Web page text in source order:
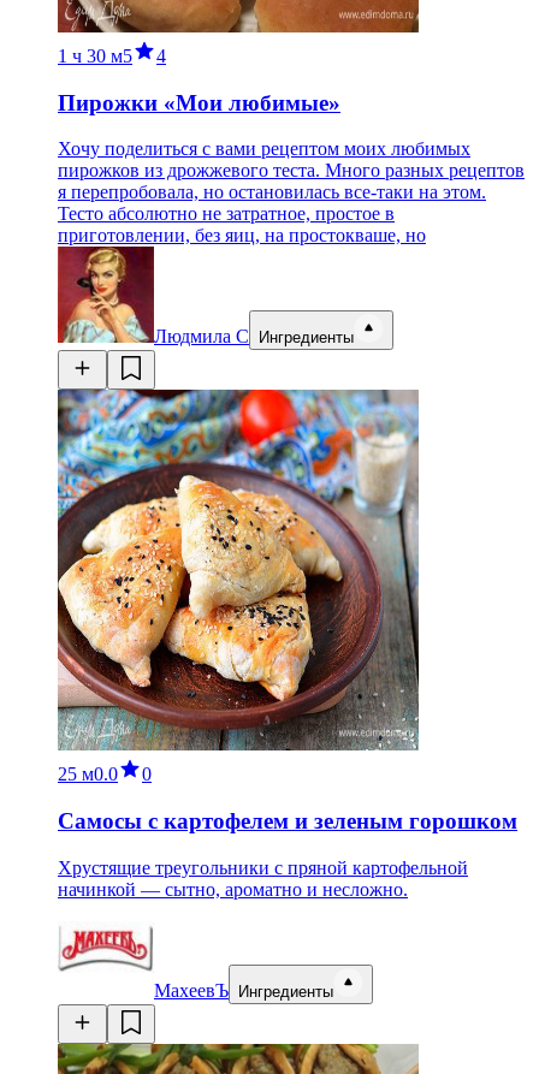
1 ч 30 м5 4
Пирожки «Мои любимые»
Хочу поделиться с вами рецептом моих любимых
пирожков из дрожжевого теста. Много разных рецептов
я перепробовала, но остановилась все-таки на этом.
Тесто абсолютно не затратное, простое в
приготовлении, без яиц, на простокваше, но
Людмила С Ингредиенты
25 м0.0 0
Самосы с картофелем и зеленым горошком
Хрустящие треугольники с пряной картофельной
начинкой — сытно, ароматно и несложно.
МахеевЪ Ингредиенты